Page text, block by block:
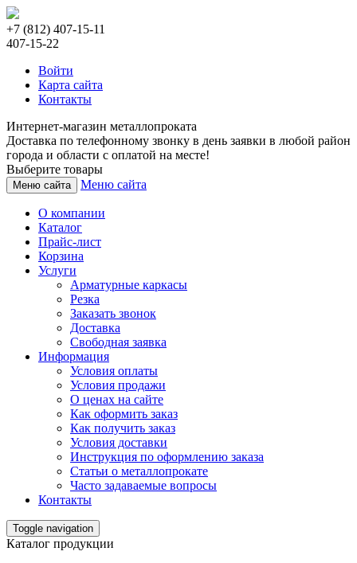
+7 (812) 407-15-11
407-15-22
Войти
Карта сайта
Контакты
Интернет-магазин металлопроката
Доставка по телефонному звонку в день заявки в любой район
города и области с оплатой на месте!
Выберите товары
Меню сайта Меню сайта
О компании
Каталог
Прайс-лист
Корзина
Услуги
Арматурные каркасы
Резка
Заказать звонок
Доставка
Свободная заявка
Информация
Условия оплаты
Условия продажи
О ценах на сайте
Как оформить заказ
Как получить заказ
Условия доставки
Инструкция по оформлению заказа
Статьи о металлопрокате
Часто задаваемые вопросы
Контакты
Toggle navigation
Каталог продукции